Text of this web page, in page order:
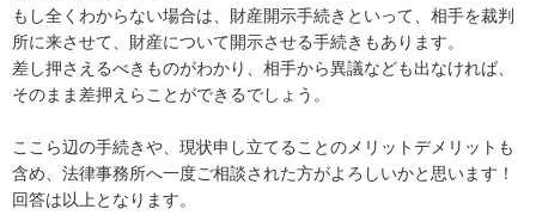
もし全くわからない場合は、財産開示手続きといって、相手を裁判
所に来させて、財産について開示させる手続きもあります。
差し押さえるべきものがわかり、相手から異議なども出なければ、
そのまま差押えらことができるでしょう。
ここら辺の手続きや、現状申し立てることのメリットデメリットも
含め、法律事務所へ一度ご相談された方がよろしいかと思います！
回答は以上となります。